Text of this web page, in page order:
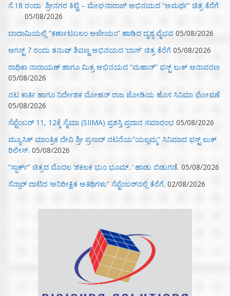
ಸೆ.18 ರಂದು ಶ್ರೀನಗರ ಕಿಟ್ಟಿ – ಮೇಘನಾರಾಜ್ ಅಭಿನಯದ “ಅಮರ್ಥ” ಚಿತ್ರ ತೆರೆಗೆ
05/08/2026
ಬಾದಾಮಿಯಲ್ಲಿ “ಕರ್ಣಾಟಬಲಂ ಅಜೇಯಂ” ಹಾಡಿದ ದೃಶ್ಯ ವೈಭವ 05/08/2026
ಆಗಸ್ಟ್ 7 ರಂದು ತನುಷ್ ಶಿವಣ್ಣ ಅಭಿನಯದ ‘ಬಾಸ್’ ಚಿತ್ರ ತೆರೆಗೆ 05/08/2026
ರಾಧಿಕಾ ನಾರಾಯಣ್ ಹಾಗೂ ಮಿತ್ರ ಅಭಿನಯದ “ಮಹಾನ್” ಫಸ್ಟ್ ಲುಕ್ ಅನಾವರಣ
05/08/2026
ನಟ ಕಾರ್ತಿ ಹಾಗೂ ನಿರ್ದೇಶಕ ಮೋಹನ್ ರಾಜ ಜೋಡಿಯ ಹೊಸ ಸಿನಿಮಾ ಘೋಷಣೆ
05/08/2026
ಸೆಪ್ಟೆಂಬರ್ 11, 12ಕ್ಕೆ ಸೈಮಾ (SIIMA) ಪ್ರಶಸ್ತಿ ಪ್ರದಾನ ಸಮಾರಂಭ 05/08/2026
ಮ್ಯೂಸಿಕ್‌ ಮಾಂತ್ರಿಕ ದೇವಿ ಶ್ರೀ ಪ್ರಸಾದ್ ನಟನೆಯ”ಯಲ್ಲಮ್ಮ” ಸಿನಿಮಾದ ಫಸ್ಟ್‌ ಲುಕ್‌
ರಿಲೀಸ್. 05/08/2026
“ಸ್ಪಾರ್ಕ್” ಚಿತ್ರದ ಮೊದಲ‌ ‘ಶಕಲಕ ಭುಂ‌ ಭೂಮ್..’ ಹಾಡು ಬಿಡುಗಡೆ. 05/08/2026
ಸೆನ್ಸಾರ್ ದಾಟಿದ ‘ಅನಿರೀಕ್ಷಿತ ಅತಿಥಿಗಳು” ಸೆಪ್ಟೆಂಬರ್‌ನಲ್ಲಿ ತೆರೆಗೆ. 02/08/2026